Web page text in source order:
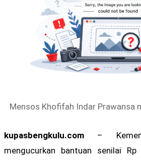
Mensos Khofifah Indar Prawansa
kupasbengkulu.com –
mengucurkan bantuan senilai